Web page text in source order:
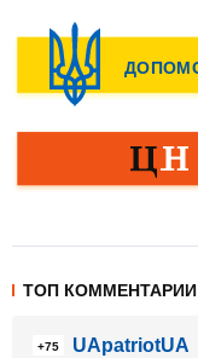
ТОП КОММЕНТАРИИ
+75
UApatriotUA